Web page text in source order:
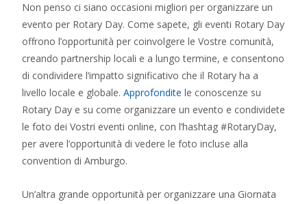
Non penso ci siano occasioni migliori per organizzare un
evento per Rotary Day. Come sapete, gli eventi Rotary Day
offrono l’opportunità per coinvolgere le Vostre comunità,
creando partnership locali e a lungo termine, e consentono
di condividere l’impatto significativo che il Rotary ha a
livello locale e globale. Approfondite le conoscenze su
Rotary Day e su come organizzare un evento e condividete
le foto dei Vostri eventi online, con l’hashtag #RotaryDay,
per avere l’opportunità di vedere le foto incluse alla
convention di Amburgo.
Un’altra grande opportunità per organizzare una Giornata